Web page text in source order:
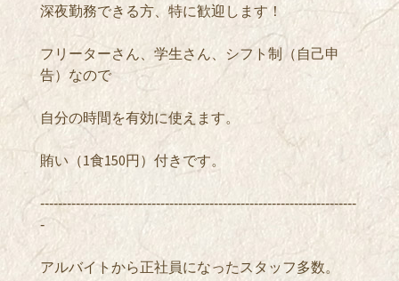
深夜勤務できる方、特に歓迎します！
フリーターさん、学生さん、シフト制（自己申
告）なので
自分の時間を有効に使えます。
賄い（1食150円）付きです。
‐‐‐‐‐‐‐‐‐‐‐‐‐‐‐‐‐‐‐‐‐‐‐‐‐‐‐‐‐‐‐‐‐‐‐‐‐‐‐‐‐‐‐‐‐‐‐‐‐‐‐‐‐‐‐‐‐‐‐‐‐‐‐‐‐‐‐‐‐‐‐
‐
アルバイトから正社員になったスタッフ多数。